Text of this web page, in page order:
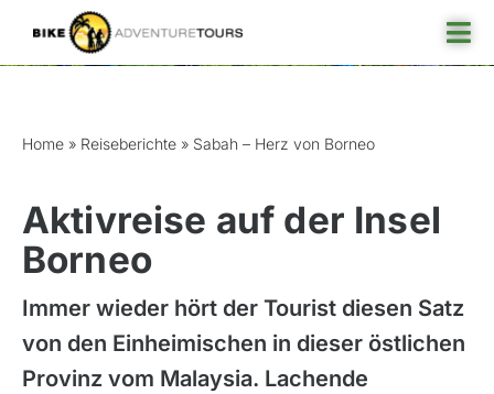
Reisefinder
Angebote
Rund ums Reisen
Über uns
Sabah – Herz von Borneo
Home» Reiseberichte» Sabah – Herz von Borneo
Aktivreise auf der Insel
Borneo
Immer wieder hört der Tourist diesen Satz
von den Einheimischen in dieser östlichen
Provinz vom Malaysia. Lachende